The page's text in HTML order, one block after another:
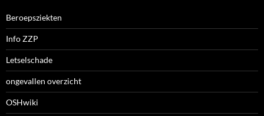
Beroepsziekten
Info ZZP
Letselschade
ongevallen overzicht
OSHwiki